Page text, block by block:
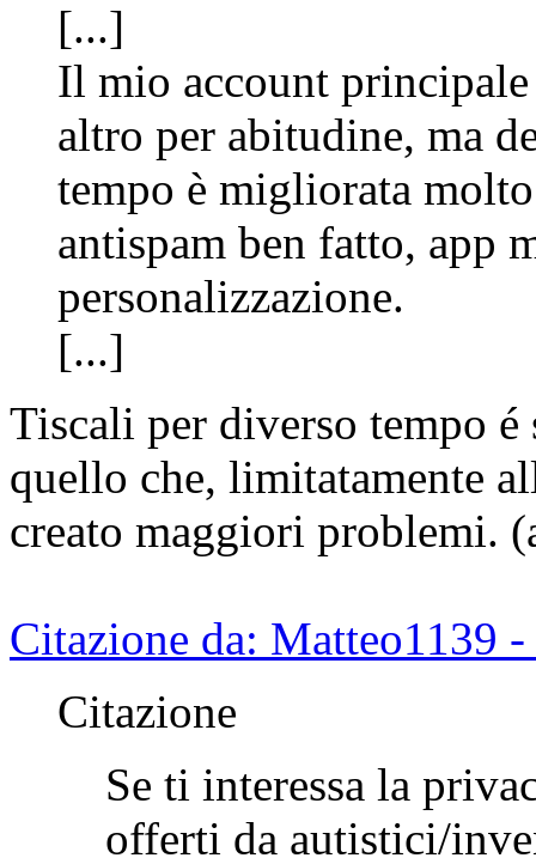
[...]
Il mio account
altro per abitudine, ma
tempo è migliorata
antispam ben fatto, app
personalizzazione.
[...]
Tiscali per diverso tempo
quello che, limitatamente
creato maggiori problemi.
Citazione da: Matteo1139
Citazione
Se ti interessa la
offerti da autistici/